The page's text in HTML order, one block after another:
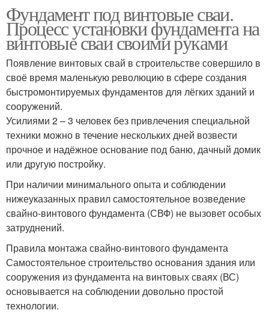
Фундамент под винтовые сваи.
Процесс установки фундамента на
винтовые сваи своими руками
Появление винтовых свай в строительстве совершило в
своё время маленькую революцию в сфере создания
быстромонтируемых фундаментов для лёгких зданий и
сооружений.
Усилиями 2 – 3 человек без привлечения специальной
техники можно в течение нескольких дней возвести
прочное и надёжное основание под баню, дачный домик
или другую постройку.
При наличии минимального опыта и соблюдении
нижеуказанных правил самостоятельное возведение
свайно-винтового фундамента (СВФ) не вызовет особых
затруднений.
Правила монтажа свайно-винтового фундамента
Самостоятельное строительство основания здания или
сооружения из фундамента на винтовых сваях (ВС)
основывается на соблюдении довольно простой
технологии.